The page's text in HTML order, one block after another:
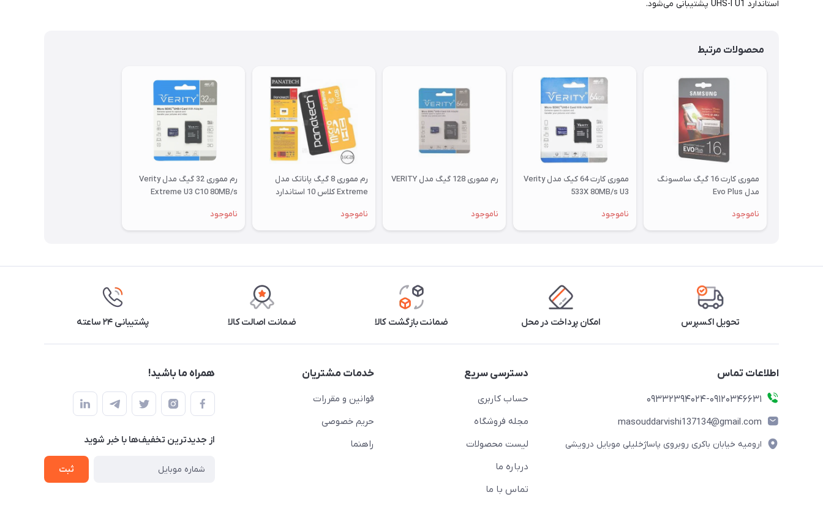
استاندارد UHS-I U1 پشتیبانی می‌شود.
محصولات مرتبط
مموری کارت 16 گیگ سامسونگ
مدل Evo Plus
ناموجود
مموری کارت 64 کیک مدل Verity
533X 80MB/s U3
ناموجود
رم مموری 128 گیگ مدل VERITY
ناموجود
رم مموری 8 گیگ پاناتک مدل
Extreme کلاس 10 استاندارد
ناموجود
رم مموری 32 گیگ مدل Verity
Extreme U3 C10 80MB/s
ناموجود
تحویل اکسپرس امکان پرداخت در محل ضمانت بازگشت کالا ضمانت اصالت کالا پشتیبانی ۲۴ ساعته
اطلاعات تماس
09332394024-09120346631
masouddarvishi137134@gmail.com
ارومیه خیابان باکری روبروی پاساژخلیلی موبایل درویشی
دسترسی سریع
حساب کاربری
مجله فروشگاه
لیست محصولات
درباره ما
تماس با ما
خدمات مشتریان
قوانین و مقررات
حریم خصوصی
راهنما
همراه ما باشید!
از جدید‌ترین تخفیف‌ها با‌ خبر شوید
ثبت